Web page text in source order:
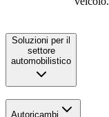
Soluzioni per il
settore
automobilistico
Autoricambi